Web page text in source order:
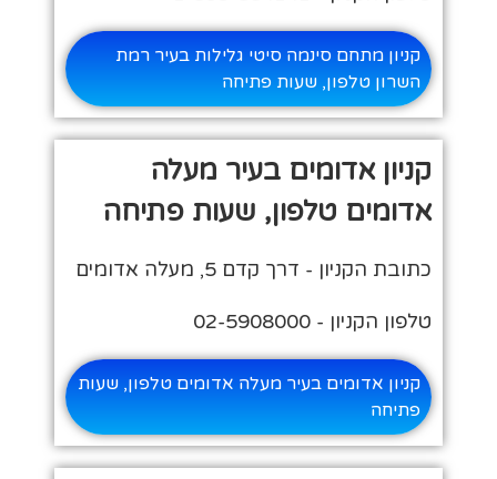
קניון מתחם סינמה סיטי גלילות בעיר רמת
השרון טלפון, שעות פתיחה
קניון אדומים בעיר מעלה
אדומים טלפון, שעות פתיחה
כתובת הקניון - דרך קדם 5, מעלה אדומים
טלפון הקניון - 02-5908000
קניון אדומים בעיר מעלה אדומים טלפון, שעות
פתיחה